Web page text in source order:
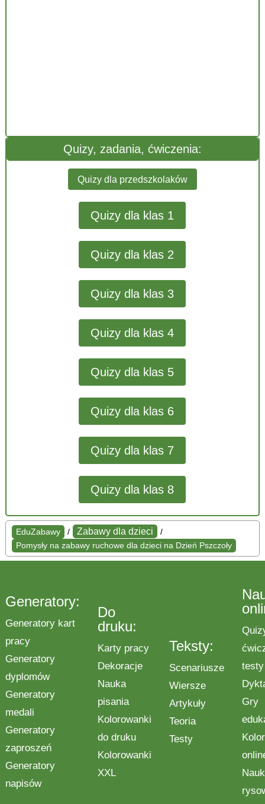
Quizy, zadania, ćwiczenia:
Quizy dla przedszkolaków
Quizy dla klas 1
Quizy dla klas 2
Quizy dla klas 3
Quizy dla klas 4
Quizy dla klas 5
Quizy dla klas 6
Quizy dla klas 7
Quizy dla klas 8
EduZabawy / Zabawy dla dzieci
/
Pomysły na zabawy ruchowe dla dzieci na Dzień Pszczoły
Generatory:
Generatory kart
pracy
Generatory
dyplomów
Generatory
medali
Generatory
zaproszeń
Generatory
napisów
Do
druku:
Karty pracy
Dekoracje
Nauka
pisania
Kolorowanki
do druku
Kolorowanki
XXL
Teksty:
Scenariusze
Wiersze
Artykuły
Teoria
Testy
testy
Gry